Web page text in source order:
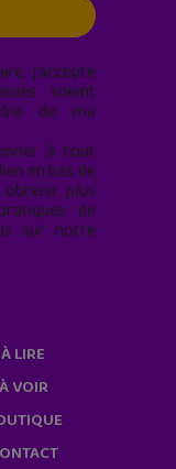
j’accepte
soient
de ma
à tout
en bas de
plus
de
sur notre
À LIRE
À VOIR